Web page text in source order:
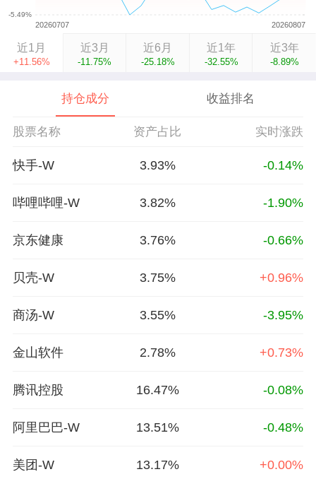
近1月
+11.56%
近3月
-11.75%
近6月
-25.18%
近1年
-32.55%
近3年
-8.89%
持仓成分 收益排名
股票名称 资产占比 实时涨跌
快手-W 3.93% -0.14%
哔哩哔哩-W 3.82% -1.90%
京东健康 3.76% -0.66%
贝壳-W 3.75% +0.96%
商汤-W 3.55% -3.95%
金山软件 2.78% +0.73%
腾讯控股 16.47% -0.08%
阿里巴巴-W 13.51% -0.48%
美团-W 13.17% +0.00%